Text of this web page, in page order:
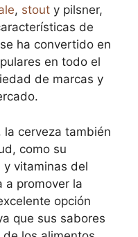
, stout y pilsner,
de
ha convertido en
en todo el
de marcas y
cerveza también
como su
vitaminas del
a promover la
opción
que sus sabores